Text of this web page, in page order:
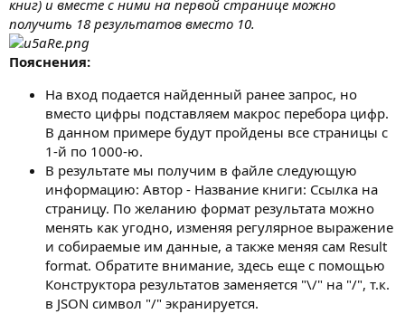
книг) и вместе с ними на первой странице можно
получить 18 результатов вместо 10.
Пояснения:
На вход подается найденный ранее запрос, но
вместо цифры подставляем макрос перебора цифр.
В данном примере будут пройдены все страницы с
1-й по 1000-ю.
В результате мы получим в файле следующую
информацию: Автор - Название книги: Ссылка на
страницу. По желанию формат результата можно
менять как угодно, изменяя регулярное выражение
и собираемые им данные, а также меняя сам Result
format. Обратите внимание, здесь еще с помощью
Конструктора результатов заменяется "\/" на "/", т.к.
в JSON символ "/" экранируется.